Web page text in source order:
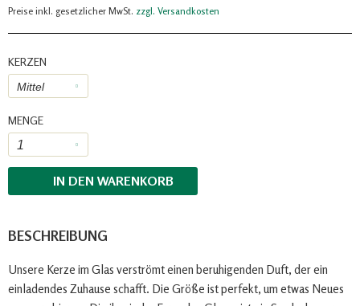
Preise inkl. gesetzlicher MwSt. zzgl. Versandkosten
KERZEN
MENGE
IN DEN WARENKORB
BESCHREIBUNG
Unsere Kerze im Glas verströmt einen beruhigenden Duft, der ein
einladendes Zuhause schafft. Die Größe ist perfekt, um etwas Neues